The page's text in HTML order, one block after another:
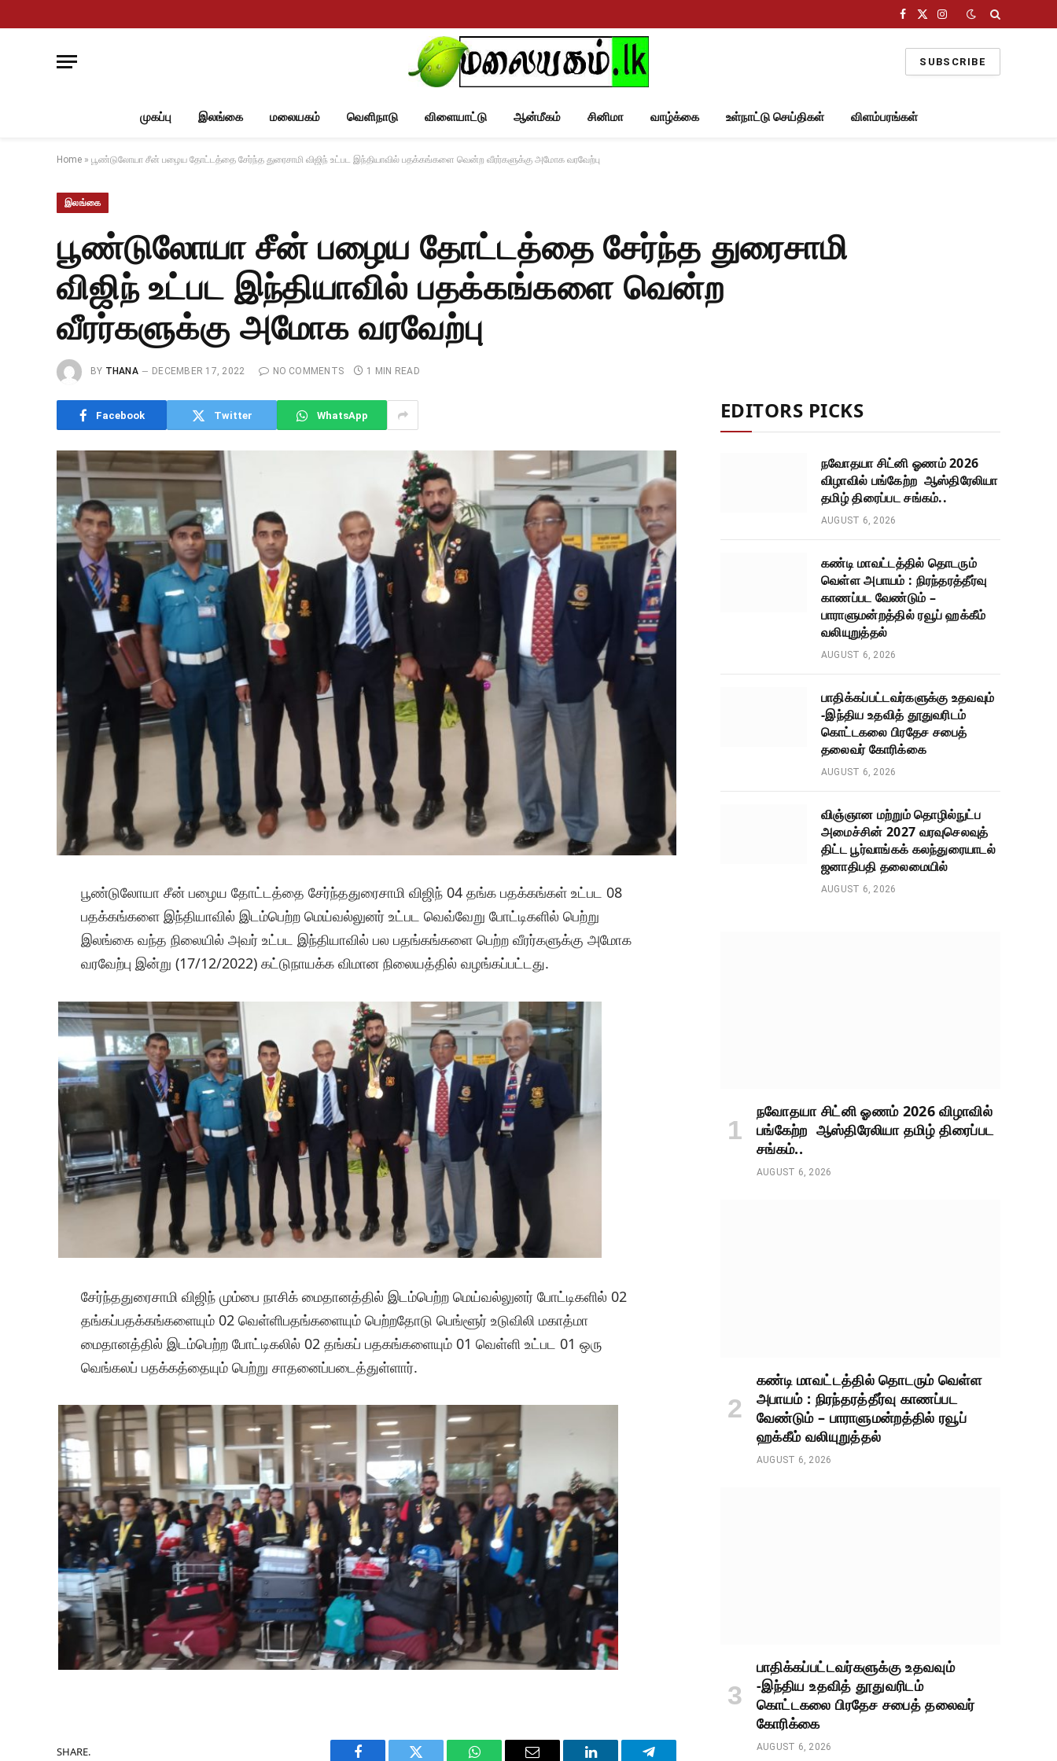
Facebook
X
Instagram
SUBSCRIBE
முகப்பு இலங்கை மலையகம் வெளிநாடு விளையாட்டு ஆன்மீகம் சினிமா வாழ்க்கை உள்நாட்டு செய்திகள் விளம்பரங்கள்
Home » பூண்டுலோயா சீன் பழைய தோட்டத்தை சேர்ந்த துரைசாமி விஜிந் உட்பட இந்தியாவில் பதக்கங்களை வென்ற வீரர்களுக்கு அமோக வரவேற்பு
இலங்கை
பூண்டுலோயா சீன் பழைய தோட்டத்தை சேர்ந்த துரைசாமி
விஜிந் உட்பட இந்தியாவில் பதக்கங்களை வென்ற
வீரர்களுக்கு அமோக வரவேற்பு
BY THANA DECEMBER 17, 2022 NO COMMENTS 1 MIN READ
Facebook Twitter WhatsApp
பூண்டுலோயா சீன் பழைய தோட்டத்தை சேர்ந்ததுரைசாமி விஜிந் 04 தங்க பதக்கங்கள் உட்பட 08
பதக்கங்களை இந்தியாவில் இடம்பெற்ற மெய்வல்லுனர் உட்பட வெவ்வேறு போட்டிகளில் பெற்று
இலங்கை வந்த நிலையில் அவர் உட்பட இந்தியாவில் பல பதங்கங்களை பெற்ற வீரர்களுக்கு அமோக
வரவேற்பு இன்று (17/12/2022) கட்டுநாயக்க விமான நிலையத்தில் வழங்கப்பட்டது.
சேர்ந்ததுரைசாமி விஜிந் மும்பை நாசிக் மைதானத்தில் இடம்பெற்ற மெய்வல்லுனர் போட்டிகளில் 02
தங்கப்பதக்கங்களையும் 02 வெள்ளிபதங்களையும் பெற்றதோடு பெங்ளூர் உடுவிலி மகாத்மா
மைதானத்தில் இடம்பெற்ற போட்டிகலில் 02 தங்கப் பதகங்களையும் 01 வெள்ளி உட்பட 01 ஒரு
வெங்கலப் பதக்கத்தையும் பெற்று சாதனைப்படைத்துள்ளார்.
SHARE.
EDITORS PICKS
நவோதயா சிட்னி ஓணம் 2026
விழாவில் பங்கேற்ற ஆஸ்திரேலியா
தமிழ் திரைப்பட சங்கம்..
AUGUST 6, 2026
கண்டி மாவட்டத்தில் தொடரும்
வெள்ள அபாயம் : நிரந்தரத்தீர்வு
காணப்பட வேண்டும் –
பாராளுமன்றத்தில் ரவூப் ஹக்கீம்
வலியுறுத்தல்
AUGUST 6, 2026
பாதிக்கப்பட்டவர்களுக்கு உதவவும்
-இந்திய உதவித் தூதுவரிடம்
கொட்டகலை பிரதேச சபைத்
தலைவர் கோரிக்கை
AUGUST 6, 2026
விஞ்ஞான மற்றும் தொழில்நுட்ப
அமைச்சின் 2027 வரவுசெலவுத்
திட்ட பூர்வாங்கக் கலந்துரையாடல்
ஜனாதிபதி தலைமையில்
AUGUST 6, 2026
நவோதயா சிட்னி ஓணம் 2026 விழாவில்
பங்கேற்ற ஆஸ்திரேலியா தமிழ் திரைப்பட
சங்கம்..
AUGUST 6, 2026
கண்டி மாவட்டத்தில் தொடரும் வெள்ள
அபாயம் : நிரந்தரத்தீர்வு காணப்பட
வேண்டும் – பாராளுமன்றத்தில் ரவூப்
ஹக்கீம் வலியுறுத்தல்
AUGUST 6, 2026
பாதிக்கப்பட்டவர்களுக்கு உதவவும்
-இந்திய உதவித் தூதுவரிடம்
கொட்டகலை பிரதேச சபைத் தலைவர்
கோரிக்கை
AUGUST 6, 2026